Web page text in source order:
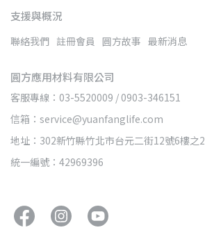
支援與概況
聯絡我們 註冊會員 圓方故事 最新消息
圓方應用材料有限公司
客服專線：03-5520009 / 0903-346151
信箱：service@yuanfanglife.com
地址：302新竹縣竹北市台元二街12號6樓之2
統一編號：42969396